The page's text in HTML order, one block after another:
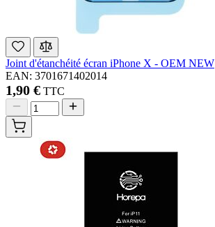
Joint d'étanchéité écran iPhone X - OEM NEW
EAN: 3701671402014
1,90 € TTC